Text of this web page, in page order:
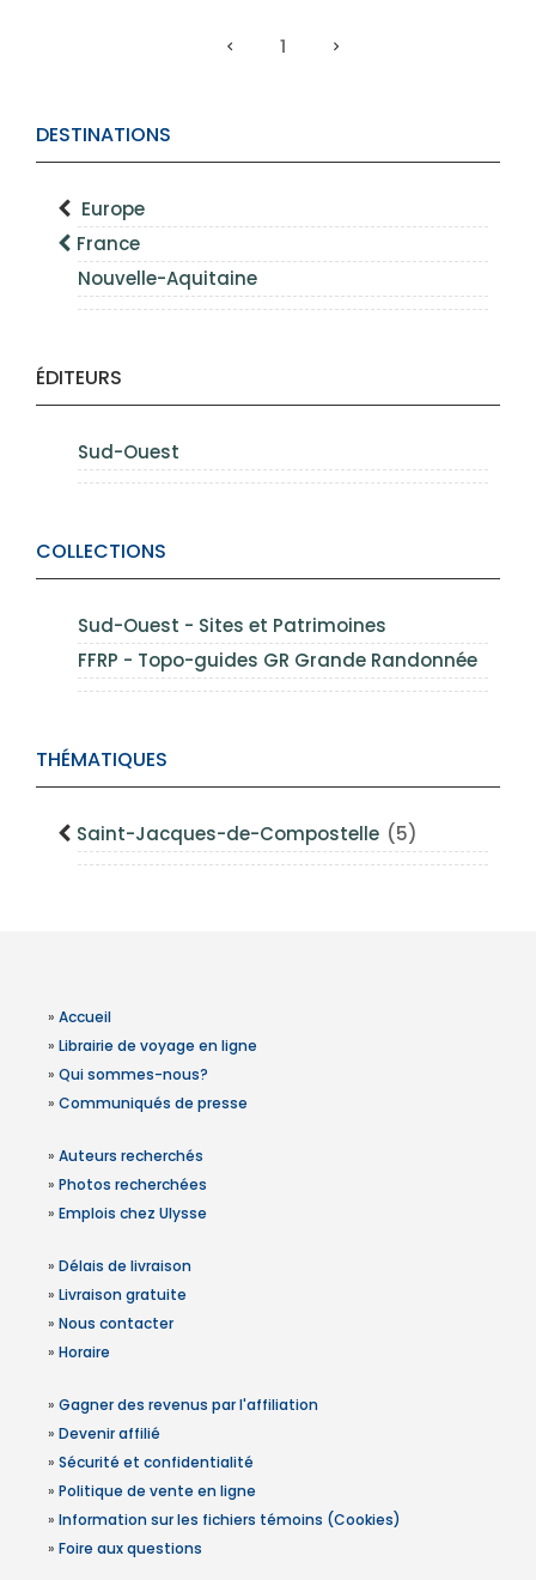
DESTINATIONS
Europe
France
Nouvelle-Aquitaine
ÉDITEURS
Sud-Ouest
COLLECTIONS
Sud-Ouest - Sites et Patrimoines
FFRP - Topo-guides GR Grande Randonnée
THÉMATIQUES
Saint-Jacques-de-Compostelle (5)
1
» Accueil
» Librairie de voyage en ligne
» Qui sommes-nous?
» Communiqués de presse
» Auteurs recherchés
» Photos recherchées
» Emplois chez Ulysse
» Délais de livraison
» Livraison gratuite
» Nous contacter
» Horaire
» Gagner des revenus par l'affiliation
» Devenir affilié
» Sécurité et confidentialité
» Politique de vente en ligne
» Information sur les fichiers témoins (Cookies)
» Foire aux questions